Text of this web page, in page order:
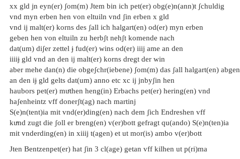
xx gld jn eyn(er) ʃom(m) Jtem bin ich pet(er) obg(e)n(ann)t ʃchuldig
vnd myn erben hen von eltuiln vnd ʃin erben x gld
vnd ij malt(er) korns des ʃall ich halgart(en) od(er) myn erben
geben hen von eltuiln zu herbʃt nehʃt komende nach
dat(um) diʃer zettel ɉ fud(er) wins od(er) iiij ame an den
iiiiɉ gld vnd an den ij malt(er) korns dregt der win
aber mehe dan(n) die obgeʃchr(iebene) ʃom(m) das ʃall halgart(en) abgen
an den iɉ gld gelts dat(um) anno etc xc ij jnbyʃin hen
haubors pet(er) muͦthen heng(in) Erbachs pet(er) hering(en) vnd
haʃenheintz vff donerʃt(ag) nach martinj
S(e)n(tent)ia mit vnd(er)ding(en) nach dem ʃich Endreshen vff
kuͤnd zugt die ʃoll er breng(en) v(er)bott gefragt qu(ando) S(e)n(ten)ia
mit vnderding(en) in xiiij t(agen) et ut mor(is) ambo v(er)bott
Jten Bentzenpet(er) hat ʃin 3 cl(age) getan vff kilhen ut p(ri)ma